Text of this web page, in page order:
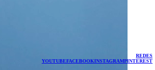
REDES
YOUTUBEFACEBOOKINSTAGRAMPINTEREST